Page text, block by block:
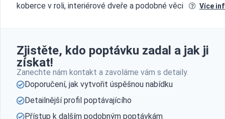
koberce v roli, interiérové dveře a podobné věci
Více
Zjistěte, kdo poptávku zadal a jak ji
získat!
Zanechte nám kontakt a zavoláme vám s detaily.
Doporučení, jak vytvořit úspěšnou nabídku
Detailnější profil poptávajícího
Přístup k dalším podobným poptávkám